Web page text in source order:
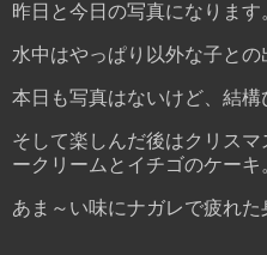
昨日と今日の写真になります
水中はやっぱり以外な子との
本日も写真はないけど、結構
そして楽しんだ後はクリス
ークリームとイチゴのケーキ
あま～い味にナガレで疲れた